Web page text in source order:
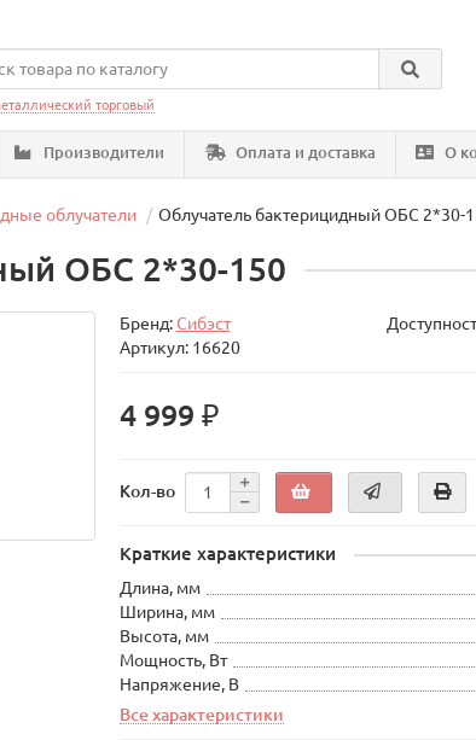
торговый
Производители Оплата и доставка О
облучатели Облучатель бактерицидный ОБС 2*30-
ОБС 2*30-150
Бренд: Сибэст
Артикул: 16620
4 999 ₽
Кол-во
Краткие характеристики
Длина, мм
Ширина, мм
Высота, мм
Мощность, Вт
Напряжение, В
Все характеристики